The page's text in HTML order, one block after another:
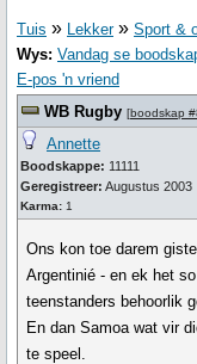
Tuis » Lekker» Sport &
Wys: Vandag se
E-pos 'n vriend
WB Rugby [boodskap
Annette
Boodskappe: 11111
Geregistreer: Augustus 2003
Karma: 1
Ons kon toe darem
Argentinié - en ek het
teenstanders behoorlik
En dan Samoa wat vir
te speel.